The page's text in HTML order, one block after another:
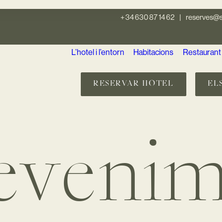
+ 34 630 87 14 62
L’hotel i l’entorn Habitacions Restaurant
RESERVAR HOTEL